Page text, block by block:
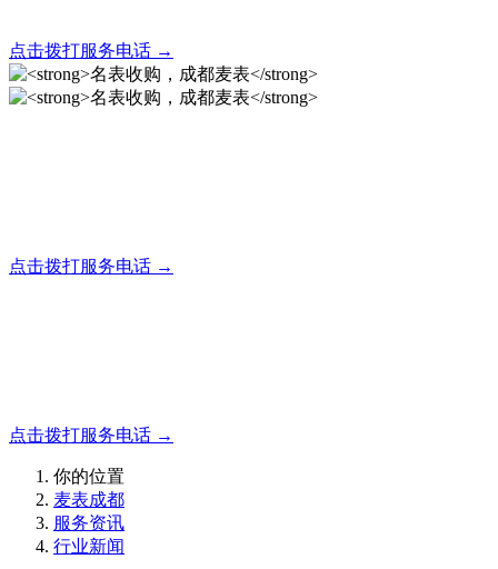
点击拨打服务电话 →
点击拨打服务电话 →
点击拨打服务电话 →
你的位置
麦表成都
服务资讯
行业新闻